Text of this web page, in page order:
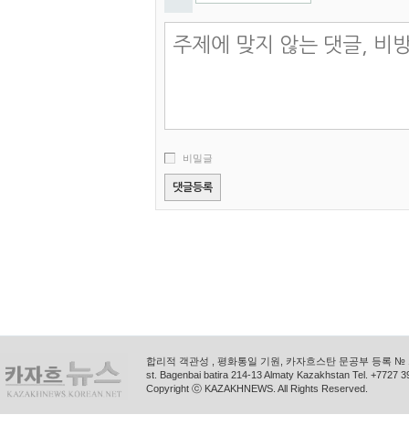
비밀글
합리적 객관성 , 평화통일 기원, 카자흐스탄 문공부 등록
st. Bagenbai batira 214-13 Almaty Kazakhstan Tel. +7727
Copyright ⓒ KAZAKHNEWS. All Rights Reserved.